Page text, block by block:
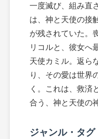
一度滅び、組み直
は、神と天使の接
が残されていた。
リコルと、彼女へ
天使カミル。返ら
り、その愛は世界
く。これは、救済
合う、神と天使の
ジャンル・タグ